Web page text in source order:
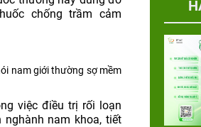
chống trầm cảm
nam giới thường sợ mềm
việc điều trị rối loạn
nam khoa, tiết